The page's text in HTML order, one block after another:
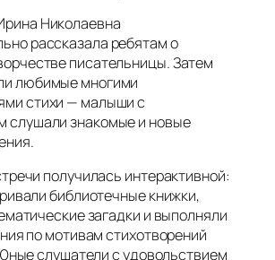
Николаевна
рассказала ребятам о
писательницы. Затем
любимые многими
стихи — малыши с
слушали знакомые и новые
получилась интерактивной:
библиотечные книжки,
загадки и выполняли
по мотивам стихотворений
слушатели с удовольствием